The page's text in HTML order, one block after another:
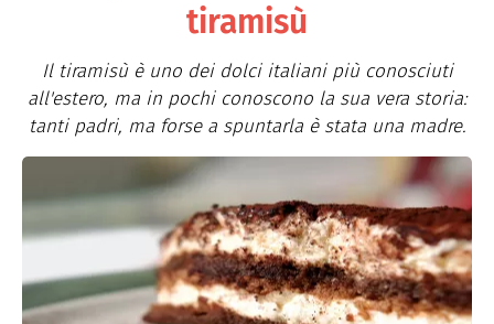
tiramisù
Il tiramisù è uno dei dolci italiani più conosciuti
all'estero, ma in pochi conoscono la sua vera storia:
tanti padri, ma forse a spuntarla è stata una madre.